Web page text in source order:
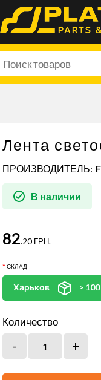
Лента
ПРОИЗВОДИТЕЛЬ:
В наличии
82.20 ГРН.
СКЛАД
Харьков > 100
Количество